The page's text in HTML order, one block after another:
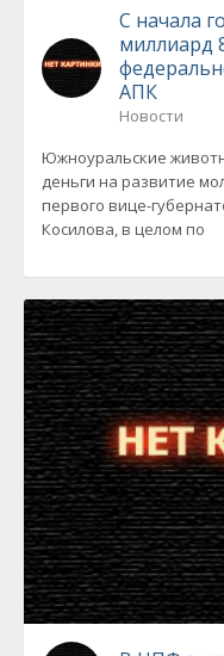
С начала
миллиард
АПК
Новости
Южноуральские
деньги на развитие
первого вице-
Косилова, в целом по